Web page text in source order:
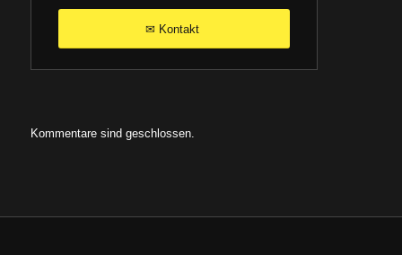
✉ Kontakt
Kommentare sind geschlossen.